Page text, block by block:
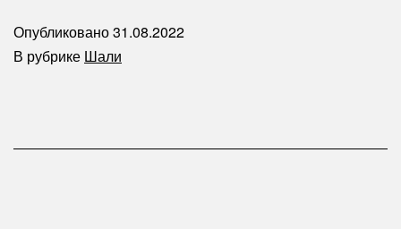
Опубликовано31.08.2022
В рубрике Шали